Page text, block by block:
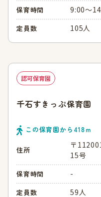
保育時間 9:00～
定員数 105人
認可保育園
千石すきっぷ保育園
この保育園から 418ｍ
住所
〒
15号
保育時間 -
定員数 59人